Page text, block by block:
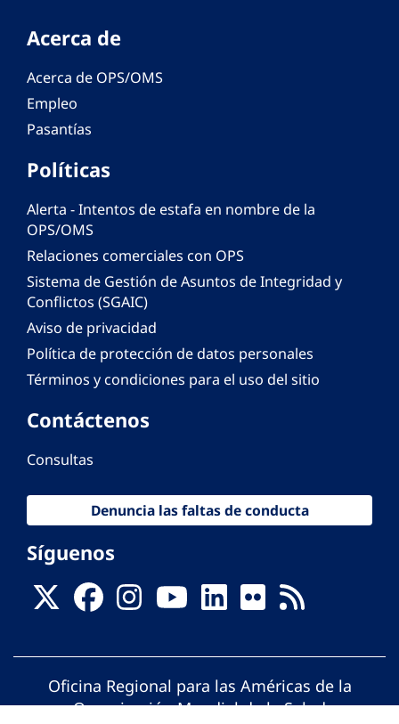
Acerca de
Acerca de OPS/OMS
Empleo
Pasantías
Políticas
Alerta - Intentos de estafa en nombre de la
OPS/OMS
Relaciones comerciales con OPS
Sistema de Gestión de Asuntos de Integridad y
Conflictos (SGAIC)
Aviso de privacidad
Política de protección de datos personales
Términos y condiciones para el uso del sitio
Contáctenos
Consultas
Denuncia las faltas de conducta
Síguenos
Oficina Regional para las Américas de la
Organización Mundial de la Salud